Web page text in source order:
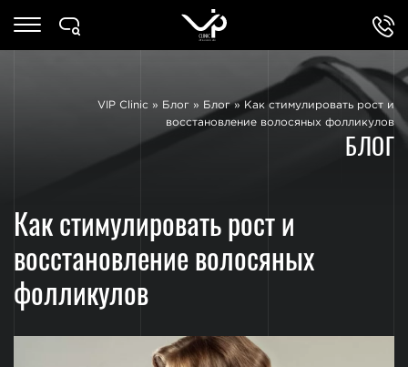
VIP Clinic » Блог » Блог»
Как стимулировать рост и
восстановление волосяных фолликулов
БЛОГ
Как стимулировать рост и
восстановление волосяных
фолликулов